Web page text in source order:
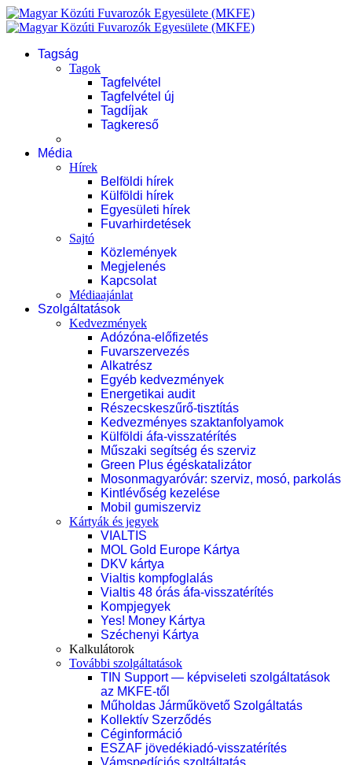
Tagság
Tagok
Tagfelvétel
Tagfelvétel új
Tagdíjak
Tagkereső
Média
Hírek
Belföldi hírek
Külföldi hírek
Egyesületi hírek
Fuvarhirdetések
Sajtó
Közlemények
Megjelenés
Kapcsolat
Médiaajánlat
Szolgáltatások
Kedvezmények
Adózóna-előfizetés
Fuvarszervezés
Alkatrész
Egyéb kedvezmények
Energetikai audit
Részecskeszűrő-tisztítás
Kedvezményes szaktanfolyamok
Külföldi áfa-visszatérítés
Műszaki segítség és szerviz
Green Plus égéskatalizátor
Mosonmagyaróvár: szerviz, mosó, parkolás
Kintlévőség kezelése
Mobil gumiszerviz
Kártyák és jegyek
VIALTIS
MOL Gold Europe Kártya
DKV kártya
Vialtis kompfoglalás
Vialtis 48 órás áfa-visszatérítés
Kompjegyek
Yes! Money Kártya
Széchenyi Kártya
Kalkulátorok
További szolgáltatások
TIN Support — képviseleti szolgáltatások
az MKFE-től
Műholdas Járműkövető Szolgáltatás
Kollektív Szerződés
Céginformáció
ESZAF jövedékiadó-visszatérítés
Vámspedíciós szoltáltatás